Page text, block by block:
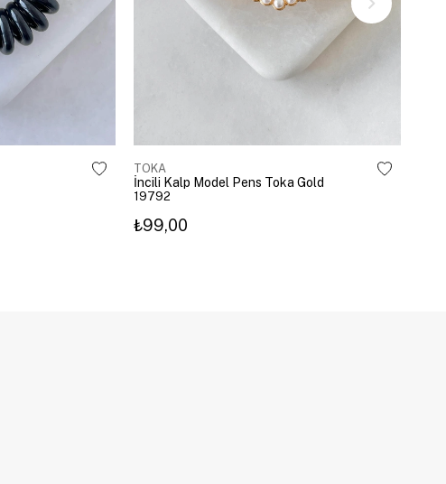
TOKA
İncili Kalp Model Pens Toka Gold
19792
₺99,00